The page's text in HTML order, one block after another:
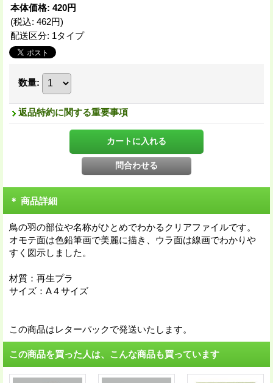
本体価格: 420円
(税込: 462円)
配送区分: 1タイプ
数量:
返品特約に関する重要事項
＊ 商品詳細
鳥の羽の部位や名称がひとめでわかるクリアファイルです。
オモテ面は色鉛筆画で美麗に描き、ウラ面は線画でわかりや
すく図示しました。
材質：再生プラ
サイズ：A４サイズ
この商品はレターパックで発送いたします。
この商品を買った人は、こんな商品も買っています